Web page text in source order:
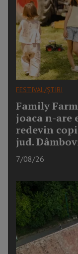
FESTIVAL/ȘTIRI
Family
joaca n-are
redevin
jud.
7/08/26